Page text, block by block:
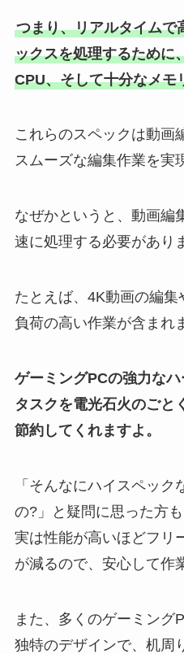
つまり、リアルタイムで
ックスを処理するために
CPU、そして十分なメモ
これらのスペックは動画
スムーズな編集作業を実
なぜかというと、動画編
速に処理する必要があり
たとえば、4K動画の編集
負荷の高い作業が含まれ
ゲーミングPCの強力な
タスクを電光石火のごと
節約してくれますよ。
「そんなにハイスペッ
の?」と疑問に思った方
実は性能が高いほどフリ
が減るので、安心して作
また、多くのゲーミング
独特のデザインで、机周